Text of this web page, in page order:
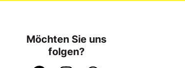
Möchten Sie uns
folgen?